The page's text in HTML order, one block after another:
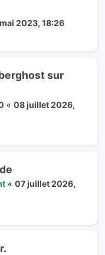
2023, 18:26
sur
« 08 juillet 2026,
« 07 juillet 2026,